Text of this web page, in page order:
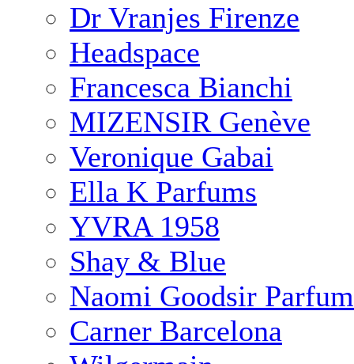
Dr Vranjes Firenze
Headspace
Francesca Bianchi
MIZENSIR Genève
Veronique Gabai
Ella K Parfums
YVRA 1958
Shay & Blue
Naomi Goodsir
Carner Barcelona